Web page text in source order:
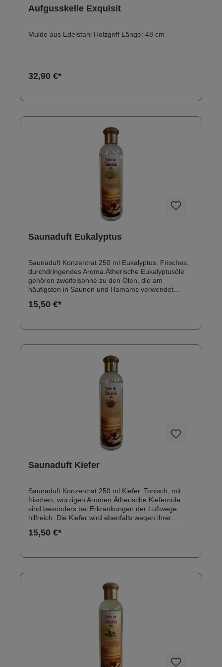
Aufgusskelle Exquisit
Mulde aus Edelstahl Holzgriff Länge: 48 cm
32,90 €*
Saunaduft Eukalyptus
Saunaduft Konzentrat 250 ml Eukalyptus. Frisches,
durchdringendes Aroma.Ätherische Eukalyptusöle
gehören zweifelsohne zu den Ölen, die am
häufigsten in Saunen und Hamams verwendet
einen Eindruck ultimativer Frische und von
Zusammensetzungen verwendet. Warnung: Vor
zwischen 0 °C und 40 °C.Nur verdünnt
verwenden.Zur äußerlichen Anwendung, nur auf
gesunder Haut.Außerhalb der Reichweite von
15,50 €*
Saunaduft Kiefer
Saunaduft Konzentrat 250 ml Kiefer. Tonisch, mit
frischen, würzigen Aromen.Ätherische Kiefernöle
sind besonders bei Erkrankungen der Luftwege
hilfreich. Die Kiefer wird ebenfalls wegen ihrer
Konzentrate, die nachhaltig tonisieren, empfehlen
idealerweise zwischen 0 °C und 40 °C.Nur verdünnt
gesunder Haut.Außerhalb der Reichweite von
15,50 €*